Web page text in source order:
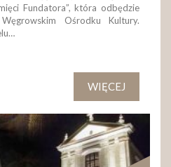
Fundatora”, która odbędzie
Ośrodku Kultury.
WIĘCEJ